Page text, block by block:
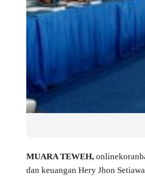
MUARA TEWEH,
dan keuangan Hery Jhon